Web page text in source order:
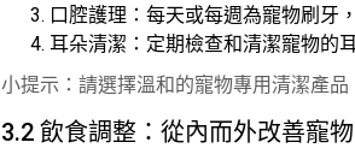
口腔護理：每天或每週為寵物刷牙
耳朵清潔：定期檢查和清潔寵物的
小提示：請選擇溫和的寵物專用清潔產
3.2 飲食調整：從內而外改善寵